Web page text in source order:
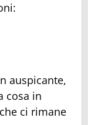
auspicante,
cosa in
ci rimane